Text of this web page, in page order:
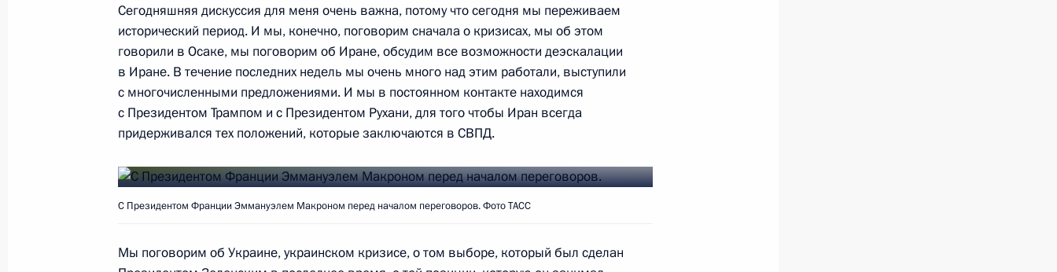
Град»
16 августа 2019 года, 15:10 Анапа
15 августа 2019 года, четверг
Рабочая встреча с врио губернатора Курганской области
Вадимом Шумковым
Телефонный разговор с Эмиром Государства Катар Тамимом Бен
Сегодняшняя дискуссия для меня очень важна, потому что сегодня мы переживаем
исторический период. И мы, конечно, поговорим сначала о кризисах, мы об этом
говорили в Осаке, мы поговорим об Иране, обсудим все возможности деэскалации
в Иране. В течение последних недель мы очень много над этим работали, выступили
с многочисленными предложениями. И мы в постоянном контакте находимся
с Президентом Трампом и с Президентом Рухани, для того чтобы Иран всегда
придерживался тех положений, которые заключаются в СВПД.
C Президентом Франции Эммануэлем Макроном перед началом переговоров. Фото ТАСС
Мы поговорим об Украине, украинском кризисе, о том выборе, который был сделан